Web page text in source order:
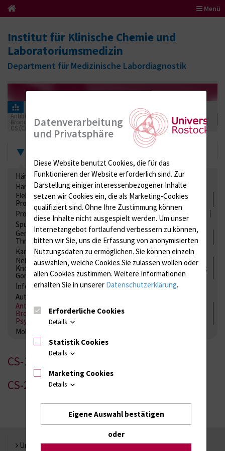
Menü
Institut für Klinische Chemie und
Laboratoriumsmedizin
Department für Medizinische Labordiagnostik
Ringversuchszertifikate
Antibiotika, Zystostatika, Immunsuppressiva, Amaleptika,
Bronchospasmolytika, Antiepileptika, Kardiaka, Psychpharmaka
CS (Ciclosporinbestimmungen im Blut) 2017
Hämatologie / Anämie
Retikulozyten
Hämoglobinelektrophorese
Liquordiagnostik
Elektrolyte, Enzyme, Substrate, Metabolite, Blutalkohol,
Proteine
Proteine
Lipide / Lipoproteine Niere / Harnwege
Spurenelemente
Säuren-Basen-Status
Gerinnung / Gerinnungsaktivierung / Gerinnungsfaktoren /
Thrombozytenfunktion / Antikoagulation
Kardiale Marker
Tumormarker
Interleukine
Nebenniere / Niere; Nebenschilddrüse ( Ca-Stoffwechsel /
Knochen; Hypophyse / Wachstum; Gestroinaltrakt / Vitamine;
Gonaden / Zyklus / Sterilität
Infektionsserologie
Allergiediagnostik
Immunologie
Autoimmundiagnostik
Antibiotika, Zystostatika, Immunsuppressiva, Amaleptika,
Bronchospasmolytika, Antiepileptika, Kardiaka,
Psychpharmaka
Molekulare Diagnostik
CS-1
CS-2
Universität Rostock
Datenverarbeitung
und Privatsphäre
Diese Website benutzt Cookies, die für das
Funktionieren der Website erforderlich sind. Zur
Darstellung einiger interessenbezogener Inhalte
setzen wir Cookies ein, die als Marketing-Cookies
qualifiziert sind. Ohne Ihre Zustimmung können
diese Inhalte nicht ausgespielt werden. Um unser
Internetangebot fortlaufend verbessern zu können,
bitten wir Sie, uns die Erfassung von anonymisierten
Nutzungsdaten zu ermöglichen. Sie können einzeln
auswählen, welche Cookies Sie zulassen wollen oder
allen Cookies zustimmen. Weitere Informationen
erhalten Sie in unserer Datenschutzerklärung.
Erforderliche Cookies
Details
Statistik Cookies
Details
Marketing Cookies
Details
Eigene Auswahl bestätigen
oder